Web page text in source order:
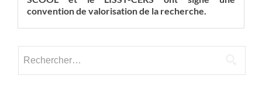
convention de valorisation de la recherche.